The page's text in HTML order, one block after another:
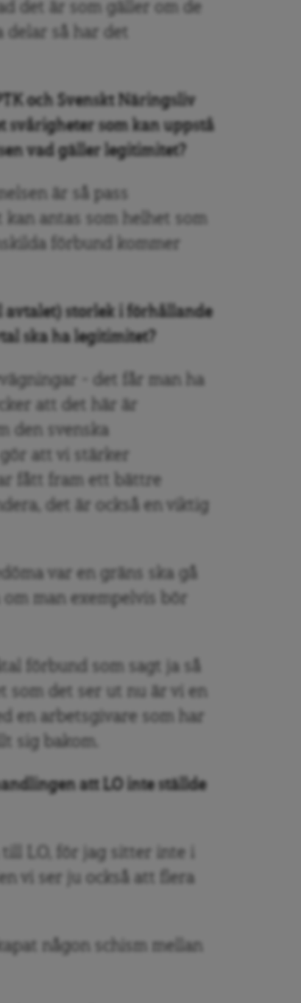
det är som gäller om de
så har det
och Svenskt Näringsliv
som kan uppstå
vad gäller legitimitet?
är så pass
antas som helhet som
förbund kommer
avtalet) storlek i förhållande
ska ha legitimitet?
– det får man ha
att det här är
den svenska
att vi stärker
fått fram ett bättre
det är också en viktig
var en gräns ska gå
man exempelvis bör
förbund som sagt ja så
som det ser ut nu är vi en
en arbetsgivare som har
sig bakom.
att LO inte ställde
LO, för jag sitter inte i
vi ser ju också att flera
någon schism mellan